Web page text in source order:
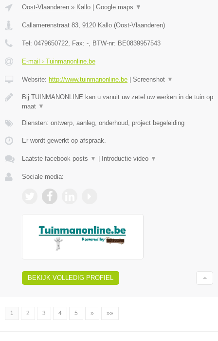
Oost-Vlaanderen » Kallo Google maps ▼
Callamerenstraat 83 9120 Kallo (Oost-Vlaanderen)
Tel: 0479650722 , Fax: - , BTW-nr: BE0839957543
E-mail › Tuinmanonline.be
Website: http://www.tuinmanonline.be Screenshot ▼
Bij TUINMANONLINE kan u vanuit uw zetel uw werken in de tuin op
maat ▼
Diensten: ontwerp, aanleg, onderhoud, project begeleiding
Er wordt gewerkt op afspraak.
Laatste facebook posts ▼ Introductie video ▼
Sociale media:
BEKIJK VOLLEDIG PROFIEL
1 2 3 4 5 » »»